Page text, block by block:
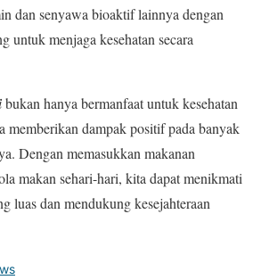
dan senyawa bioaktif lainnya dengan
untuk menjaga kesehatan secara
bukan hanya bermanfaat untuk kesehatan
memberikan dampak positif pada banyak
Dengan memasukkan makanan
makan sehari-hari, kita dapat menikmati
luas dan mendukung kesejahteraan